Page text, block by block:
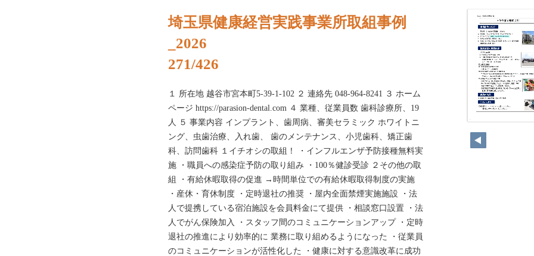
254
埼玉県健康経営実践事業所取組事例
_2026
271/426
１ 所在地 越谷市宮本町5-39-1-102 ２ 連絡先 048-964-8241 ３ ホーム
ページ https://parasion-dental.com ４ 業種、従業員数 歯科診療所、19
人 ５ 事業内容 インプラント、歯周病、審美セラミック ホワイトニ
ング、虫歯治療、入れ歯、 歯のメンテナンス、小児歯科、矯正歯
科、訪問歯科 １イチオシの取組！ ・インフルエンザ予防接種無料実
施 ・職員への感染症予防の取り組み ・100％健診受診 ２その他の取
組 ・有給休暇取得の促進 →時間単位での有給休暇取得制度の実施
・産休・育休制度 ・定時退社の推奨 ・屋内全面禁煙実施施設 ・法
人で提携している宿泊施設を会員料金にて提供 ・相談窓口設置 ・法
人でがん保険加入 ・スタッフ間のコミュニケーションアップ ・定時
退社の推進により効率的に 業務に取り組めるようになった ・従業員
のコミュニケーションが活性化した ・健康に対する意識改革に成功